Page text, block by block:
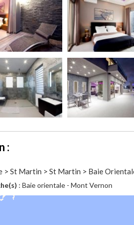
:
> St Martin > St Martin > Baie
: Baie orientale - Mont Vernon